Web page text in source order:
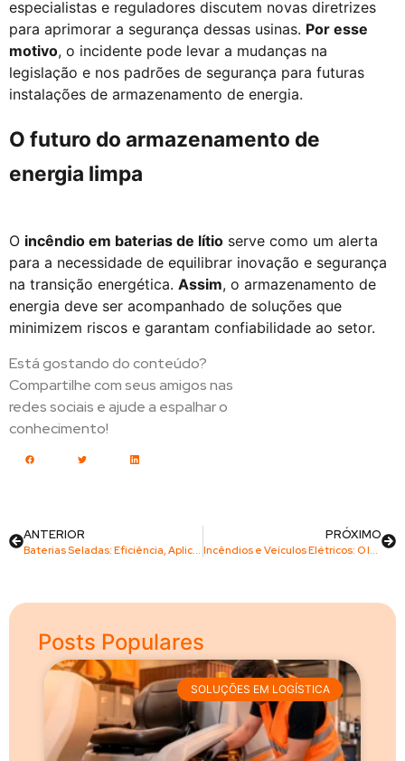
especialistas e reguladores discutem novas diretrizes
para aprimorar a segurança dessas usinas. Por esse
motivo, o incidente pode levar a mudanças na
legislação e nos padrões de segurança para futuras
instalações de armazenamento de energia.
O futuro do armazenamento de
energia limpa
O incêndio em baterias de lítio serve como um alerta
para a necessidade de equilibrar inovação e segurança
na transição energética. Assim, o armazenamento de
energia deve ser acompanhado de soluções que
minimizem riscos e garantam confiabilidade ao setor.
Está gostando do conteúdo?
Compartilhe com seus amigos nas
redes sociais e ajude a espalhar o
conhecimento!
ANTERIOR PRÓXIMO
Posts Populares
SOLUÇÕES EM LOGÍSTICA